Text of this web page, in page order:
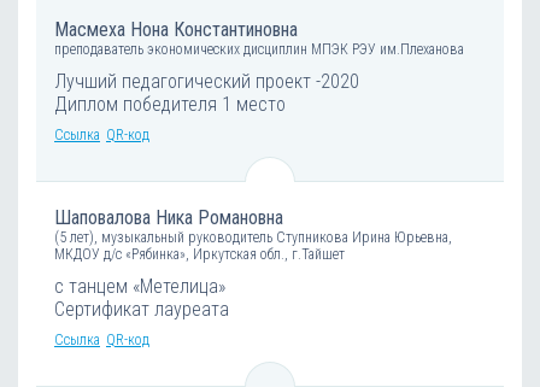
Масмеха Нона Константиновна
преподаватель экономических дисциплин МПЭК РЭУ им.Плеханова
Лучший педагогический проект -2020
Диплом победителя 1 место
Ссылка QR-код
Шаповалова Ника Романовна
(5 лет), музыкальный руководитель Ступникова Ирина Юрьевна,
МКДОУ д/с «Рябинка», Иркутская обл., г.Тайшет
с танцем «Метелица»
Сертификат лауреата
Ссылка QR-код